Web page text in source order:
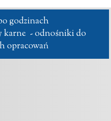
godzinach
opracowań